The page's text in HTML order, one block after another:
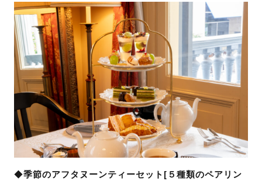
◆季節のアフタヌーンティーセット[５種類のペアリン